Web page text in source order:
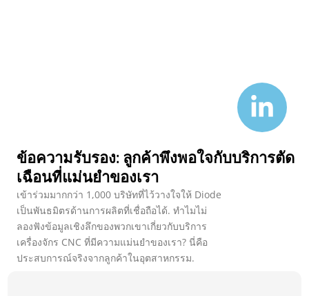
ข้อความรับรอง: ลูกค้าพึงพอใจกับบริการตัด
เฉือนที่แม่นยำของเรา
เข้าร่วมมากกว่า 1,000 บริษัทที่ไว้วางใจให้ Diode
เป็นพันธมิตรด้านการผลิตที่เชื่อถือได้. ทำไมไม่
ลองฟังข้อมูลเชิงลึกของพวกเขาเกี่ยวกับบริการ
เครื่องจักร CNC ที่มีความแม่นยำของเรา? นี่คือ
ประสบการณ์จริงจากลูกค้าในอุตสาหกรรม.